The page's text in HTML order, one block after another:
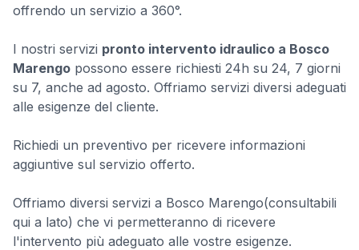
offrendo un servizio a 360°.
I nostri servizi pronto intervento idraulico a Bosco
Marengo possono essere richiesti 24h su 24, 7 giorni
su 7, anche ad agosto. Offriamo servizi diversi adeguati
alle esigenze del cliente.
Richiedi un preventivo per ricevere informazioni
aggiuntive sul servizio offerto.
Offriamo diversi servizi a Bosco Marengo(consultabili
qui a lato) che vi permetteranno di ricevere
l'intervento più adeguato alle vostre esigenze.